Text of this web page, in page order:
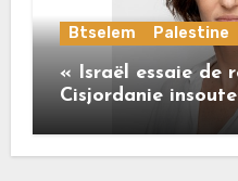
Btselem Palestine
« Israël essaie de
Cisjordanie